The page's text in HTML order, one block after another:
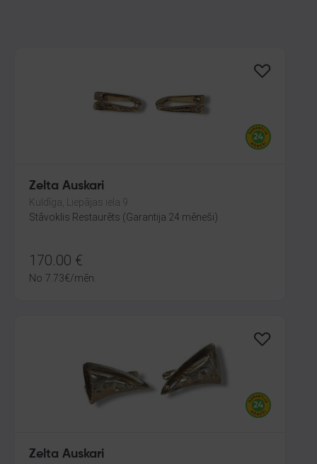
Zelta Auskari
Kuldīga, Liepājas iela 9
Stāvoklis Restaurēts (Garantija 24 mēneši)
170.00 €
No 7.73€/mēn.
Zelta Auskari